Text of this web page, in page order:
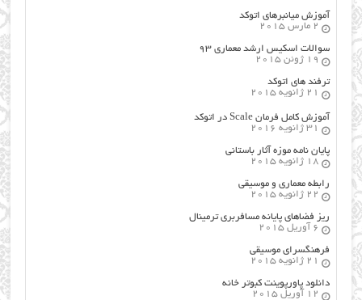
آموزش میانبرهای اتوکد
2 مارس 2015
سوالات اسکیس ارشد معماری ۹۳
19 ژوئن 2015
ترفند های اتوکد
21 ژانویه 2015
آموزش کامل فرمان Scale در اتوکد
31 ژانویه 2016
پایان نامه موزه آثار باستانی
18 ژانویه 2015
رابطه معماری و موسیقی
22 ژانویه 2015
ریز فضاهای پایانه مسافربری ترمینال
6 آوریل 2015
فرهنگسراي موسيقي
21 ژانویه 2015
دانلود پاورپوینت کبوتر خانه
12 آوریل 2015